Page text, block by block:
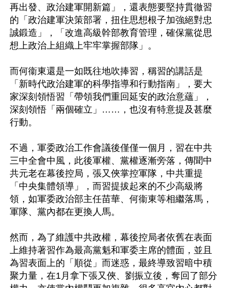
再出發、政治建軍開新篇」，還表態要堅持貫徹習
的「政治建軍決策部署，扭住思想根子加強絕對忠
誠鍛造」，「改進高級幹部教育管理，確保黨從思
想上政治上組織上牢牢掌握部隊」。
而何衞東還是一如既往地吹捧習，稱習的講話是
「新時代政治建軍的科學指導和行動指南」，要大
家深刻領悟習「帶領我們重回延安的政治意蘊」，
深刻領悟「兩個確立」……，也沒有特意提及甚麼
行動。
不過，軍委政治工作會議後僅僅一個月，習在中共
三中全會中風，此後軍權、黨權逐漸旁落，傳聞中
共元老在幕後控局，張又俠掌控軍隊，中共重提
「中央集體領導」，而習提拔起來的不少高級將
領，如軍委政治部主任苗華、何衞東等相繼落馬，
軍隊、黨內都在更換人馬。
然而，為了維護中共政權，幕後控局者依舊在表面
上維持著習作為最高黨魁和軍委主席的體面，並且
為習表面上的「順從」而迷惑，最終導致習暗中積
聚力量，在1月拿下張又俠、劉振立後，奪回了部分